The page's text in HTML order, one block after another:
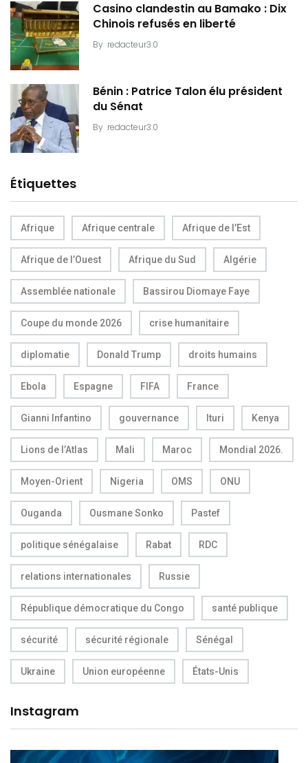
Casino clandestin au Bamako : Dix
Chinois refusés en liberté
By redacteur3.0
Bénin : Patrice Talon élu président
du Sénat
By redacteur3.0
Étiquettes
Afrique Afrique centrale Afrique de l’Est
Afrique de l’Ouest Afrique du Sud Algérie
Assemblée nationale Bassirou Diomaye Faye
Coupe du monde 2026 crise humanitaire
diplomatie Donald Trump droits humains
Ebola Espagne FIFA France
Gianni Infantino gouvernance Ituri Kenya
Lions de l’Atlas Mali Maroc Mondial 2026.
Moyen-Orient Nigeria OMS ONU
Ouganda Ousmane Sonko Pastef
politique sénégalaise Rabat RDC
relations internationales Russie
République démocratique du Congo santé publique
sécurité sécurité régionale Sénégal
Ukraine Union européenne États-Unis
Instagram